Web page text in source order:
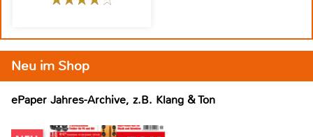
Neu im Shop
ePaper Jahres-Archive, z.B. Klang & Ton